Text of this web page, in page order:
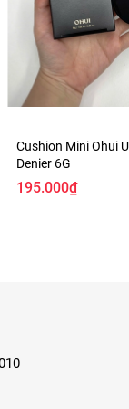
Cushion Mini Ohui
Denier 6G
195.000₫